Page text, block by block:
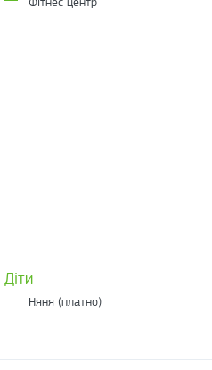
Діти
Няня (платно)